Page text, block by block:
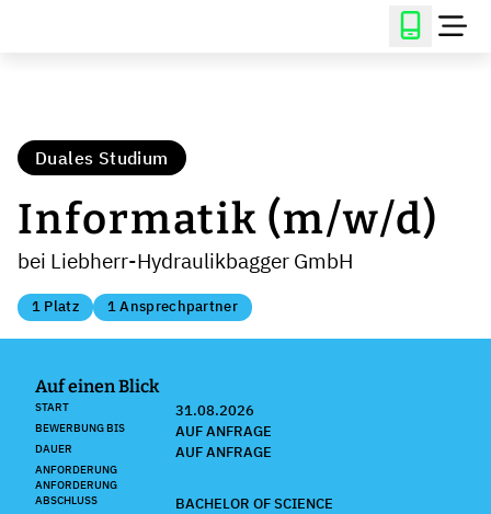
Duales Studium
Informatik (m/w/d)
bei Liebherr-Hydraulikbagger GmbH
1 Platz 1 Ansprechpartner
Auf einen Blick
START 31.08.2026
BEWERBUNG BIS AUF ANFRAGE
DAUER AUF ANFRAGE
ANFORDERUNG
ANFORDERUNG
ABSCHLUSS
BACHELOR OF SCIENCE